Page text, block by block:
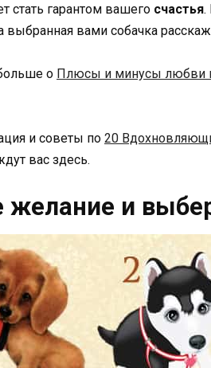
стать гарантом вашего счастья.
выбранная вами собачка
о Плюсы и минусы любви
и советы по 20
вас здесь.
желание и